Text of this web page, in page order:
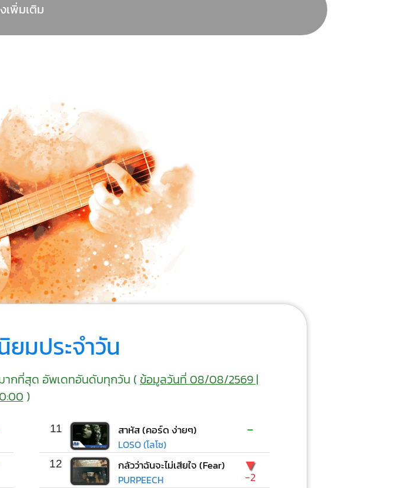
เพิ่มเติม
มประจำวัน
ากที่สุด อัพเดทอันดับทุกวัน ( ข้อมูลวันที่ 08/08/2569 |
)
11 สาหัส (คอร์ด ง่ายๆ)
LOSO (โลโซ)
-
12 กลัวว่าฉันจะไม่เสียใจ (Fear)
PURPEECH
▼
-2